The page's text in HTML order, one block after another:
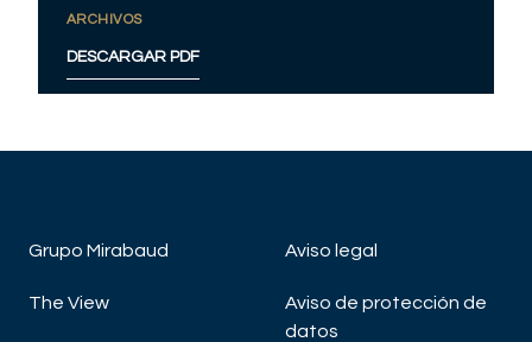
ARCHIVOS
DESCARGAR PDF
Grupo Mirabaud
The View
Aviso legal
Aviso de protección de
datos